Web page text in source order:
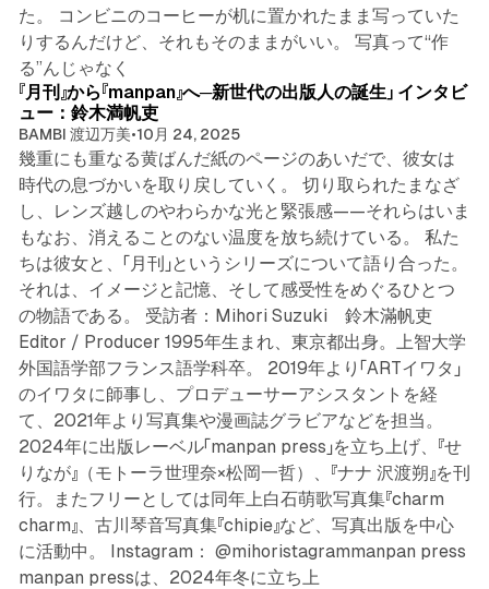
た。 コンビニのコーヒーが机に置かれたまま写っていた
りするんだけど、それもそのままがいい。 写真って“作
る”んじゃなく
6 min read
『月刊』から『manpan』へ─新世代の出版人の誕生」 インタビ
ュー：鈴木満帆吏
BAMBI 渡辺万美•10月 24, 2025
幾重にも重なる黄ばんだ紙のページのあいだで、彼女は
時代の息づかいを取り戻していく。 切り取られたまなざ
し、レンズ越しのやわらかな光と緊張感——それらはいま
もなお、消えることのない温度を放ち続けている。 私た
ちは彼女と、「月刊」というシリーズについて語り合った。
それは、イメージと記憶、そして感受性をめぐるひとつ
の物語である。 受訪者：Mihori Suzuki 鈴木滿帆吏
Editor / Producer 1995年生まれ、東京都出身。上智大学
外国語学部フランス語学科卒。 2019年より「ARTイワタ」
のイワタに師事し、プロデューサーアシスタントを経
て、2021年より写真集や漫画誌グラビアなどを担当。
2024年に出版レーベル「manpan press」を立ち上げ、『せ
りなが』（モトーラ世理奈×松岡一哲）、『ナナ 沢渡朔』を刊
行。またフリーとしては同年上白石萌歌写真集『charm
charm』、古川琴音写真集『chipie』など、写真出版を中心
に活動中。 Instagram： @mihoristagrammanpan press
manpan pressは、2024年冬に立ち上
5 min read